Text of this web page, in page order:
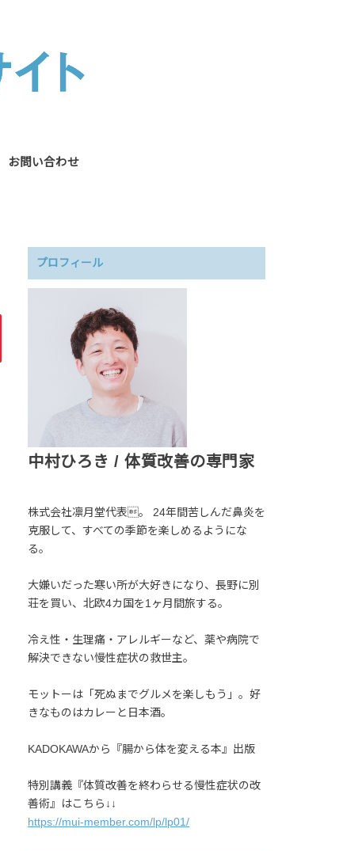
お問い合わせ
プロフィール
中村ひろき / 体質改善の専門家
株式会社凛月堂代表。 24年間苦しんだ鼻炎を
克服して、すべての季節を楽しめるようにな
る。
大嫌いだった寒い所が大好きになり、長野に別
荘を買い、北欧4カ国を1ヶ月間旅する。
冷え性・生理痛・アレルギーなど、薬や病院で
解決できない慢性症状の救世主。
モットーは「死ぬまでグルメを楽しもう」。好
きなものはカレーと日本酒。
KADOKAWAから『腸から体を変える本』出版
特別講義『体質改善を終わらせる慢性症状の改
善術』はこちら↓↓
https://mui-member.com/lp/lp01/